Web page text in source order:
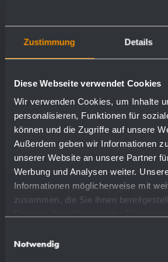
Zustimmung Details
Diese Webseite verwendet Cookies
Wir verwenden Cookies, um Inhalte
personalisieren, Funktionen für
können und die Zugriffe auf unsere
Außerdem geben wir Informationen
unserer Website an unsere Partner
Werbung und Analysen weiter.
Informationen möglicherweise mit
zusammen, die Sie ihnen
Notwendig
Superfici disponibili
lucidate 731334
verniciate (in colore)